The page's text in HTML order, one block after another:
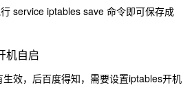
service iptables save 命令即可保存成
自启
效，后百度得知，需要设置iptables开机